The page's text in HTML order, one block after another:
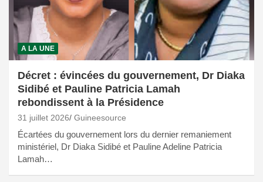
A LA UNE
Décret : évincées du gouvernement, Dr Diaka
Sidibé et Pauline Patricia Lamah
rebondissent à la Présidence
31 juillet 2026 Guineesource
Écartées du gouvernement lors du dernier remaniement
ministériel, Dr Diaka Sidibé et Pauline Adeline Patricia
Lamah…